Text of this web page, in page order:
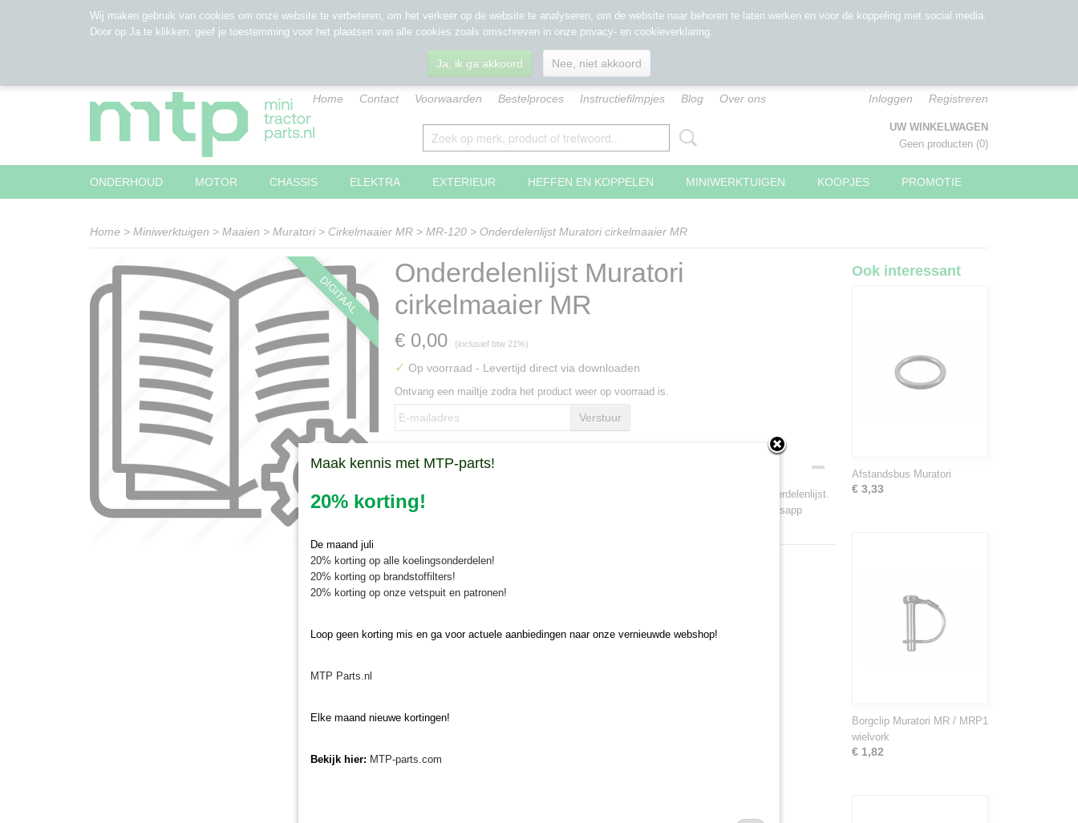
Home Contact Voorwaarden Bestelproces Instructiefilmpjes Blog Over ons Inloggen Registreren
UW WINKELWAGEN
Geen producten (0)
ONDERHOUD MOTOR CHASSIS ELEKTRA EXTERIEUR HEFFEN EN KOPPELEN MINIWERKTUIGEN KOOPJES PROMOTIE
Home > Miniwerktuigen > Maaien > Muratori> Cirkelmaaier MR > MR-120 > Onderdelenlijst Muratori cirkelmaaier MR
DIGITAAL
Onderdelenlijst Muratori
cirkelmaaier MR
€ 0,00 (inclusief btw 21%)
✓ Op voorraad - Levertijd direct via downloaden
Ontvang een mailtje zodra het product weer op voorraad is.
Verstuur
Omschrijving
Kunt u een artikel niet vinden in onze webshop? Download dan
gratis de onderdelenlijst.
Geef het juiste onderdeelnummer aan ons door via info@minitractorparts.nl of whatsapp
Ook interessant
Afstandsbus Muratori
€ 3,33
Borgclip Muratori MR / MRP1
wielvork
€ 1,82
Wij maken gebruik van cookies om onze website te verbeteren, om het verkeer op de website te analyseren, om de website naar behoren te laten werken en voor de koppeling met social media.
Door op Ja te klikken, geef je toestemming voor het plaatsen van alle cookies zoals omschreven in onze privacy- en cookieverklaring.
Ja, ik ga akkoord Nee, niet akkoord
Maak kennis met MTP-parts!
20% korting!
De maand juli
20% korting op alle koelingsonderdelen!
20% korting op brandstoffilters!
20% korting op onze vetspuit en patronen!
Loop geen korting mis en ga voor actuele aanbiedingen naar onze vernieuwde webshop!
MTP Parts.nl
Elke maand nieuwe kortingen!
Bekijk hier: MTP-parts.com